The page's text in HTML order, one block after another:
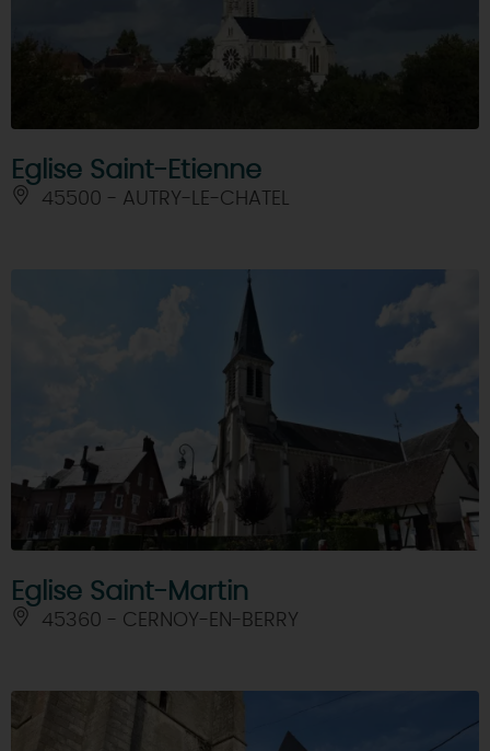
DEMAIN
CETTE SEMAINE
TOUT L'AGENDA
Eglise Saint-Etienne
45500 - AUTRY-LE-CHATEL
Eglise Saint-Martin
45360 - CERNOY-EN-BERRY